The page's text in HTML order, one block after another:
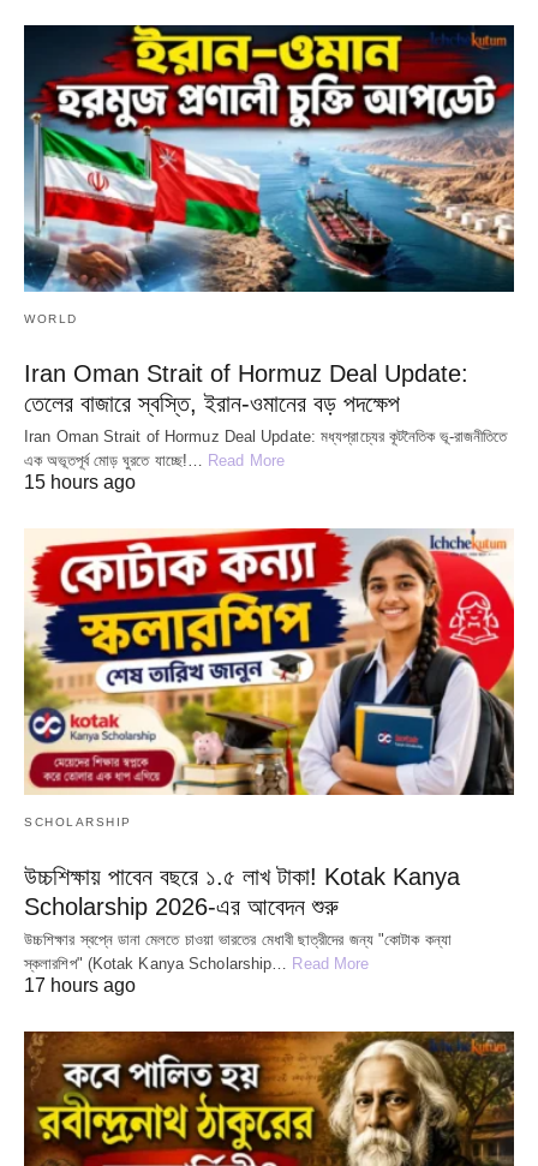
WORLD
Iran Oman Strait of Hormuz Deal Update:
তেলের বাজারে স্বস্তি, ইরান-ওমানের বড় পদক্ষেপ
Iran Oman Strait of Hormuz Deal Update: মধ্যপ্রাচ্যের কূটনৈতিক ভূ-রাজনীতিতে
এক অভূতপূর্ব মোড় ঘুরতে যাচ্ছে!… Read More
15 hours ago
SCHOLARSHIP
উচ্চশিক্ষায় পাবেন বছরে ১.৫ লাখ টাকা! Kotak Kanya
Scholarship 2026-এর আবেদন শুরু
উচ্চশিক্ষার স্বপ্নে ডানা মেলতে চাওয়া ভারতের মেধাবী ছাত্রীদের জন্য "কোটাক কন্যা
স্কলারশিপ" (Kotak Kanya Scholarship… Read More
17 hours ago